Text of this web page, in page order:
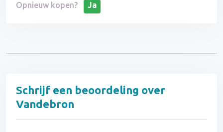
Opnieuw kopen?
Ja
Schrijf een beoordeling over
Vandebron